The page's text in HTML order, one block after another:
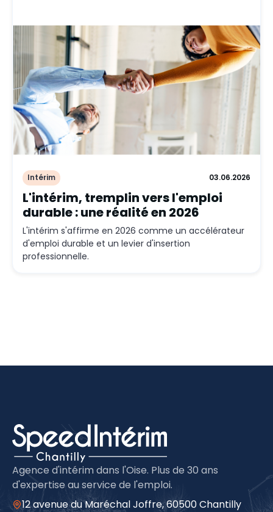
Intérim 03.06.2026
L'intérim, tremplin vers l'emploi
durable : une réalité en 2026
L'intérim s'affirme en 2026 comme un accélérateur
d'emploi durable et un levier d'insertion
professionnelle.
Agence d'intérim dans l'Oise. Plus de 30 ans
d'expertise au service de l'emploi.
12 avenue du Maréchal Joffre, 60500 Chantilly